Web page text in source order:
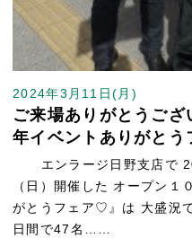
2024年3月11日(月)
ご来場ありがとうご
年イベントありがと
エンラージ日野支店で
（日）開催した オープン１
がとうフェア♡』は 大盛況
日間で47名……